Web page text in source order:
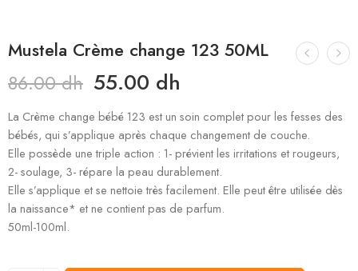
Mustela Crème change 123 50ML
86.00dh 55.00 dh
La Crème change bébé 123 est un soin complet pour les fesses des
bébés, qui s’applique après chaque changement de couche.
Elle possède une triple action : 1- prévient les irritations et rougeurs,
2- soulage, 3- répare la peau durablement.
Elle s’applique et se nettoie très facilement. Elle peut être utilisée dès
la naissance* et ne contient pas de parfum.
50ml-100ml.